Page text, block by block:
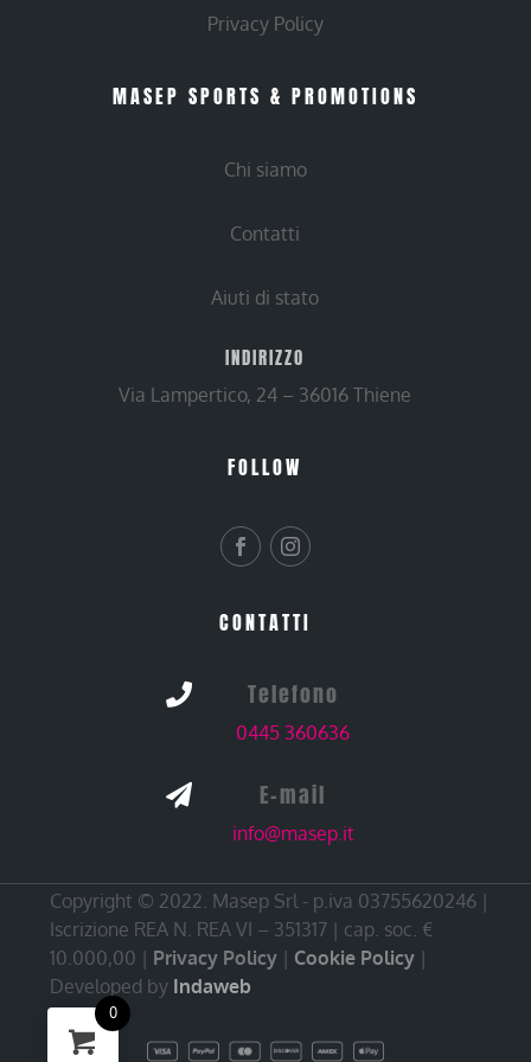
Privacy Policy
MASEP SPORTS & PROMOTIONS
Chi siamo
Contatti
Aiuti di stato
INDIRIZZO
Via Lampertico, 24 – 36016 Thiene
FOLLOW
CONTATTI
 Telefono
0445 360636
 E-mail
info@masep.it
Copyright © 2022. Masep Srl - p.iva 03755620246 |
Iscrizione REA N. REA VI – 351317 | cap. soc. €
10.000,00 | Privacy Policy | Cookie Policy |
Developed by Indaweb
0